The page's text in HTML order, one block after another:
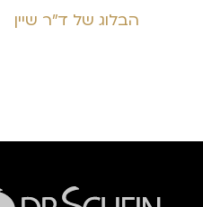
הבלוג של ד״ר שיין